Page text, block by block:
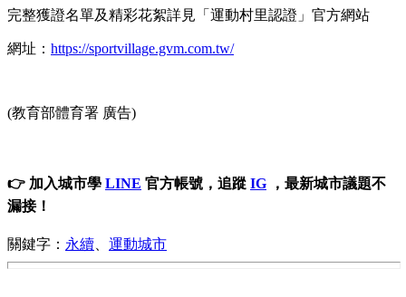
完整獲證名單及精彩花絮詳見「運動村里認證」官方網站
網址： https://sportvillage.gvm.com.tw/
(教育部體育署 廣告)
👉 加入城市學 LINE 官方帳號，追蹤 IG ，最新城市議題不
漏接！
關鍵字： 永續 運動城市